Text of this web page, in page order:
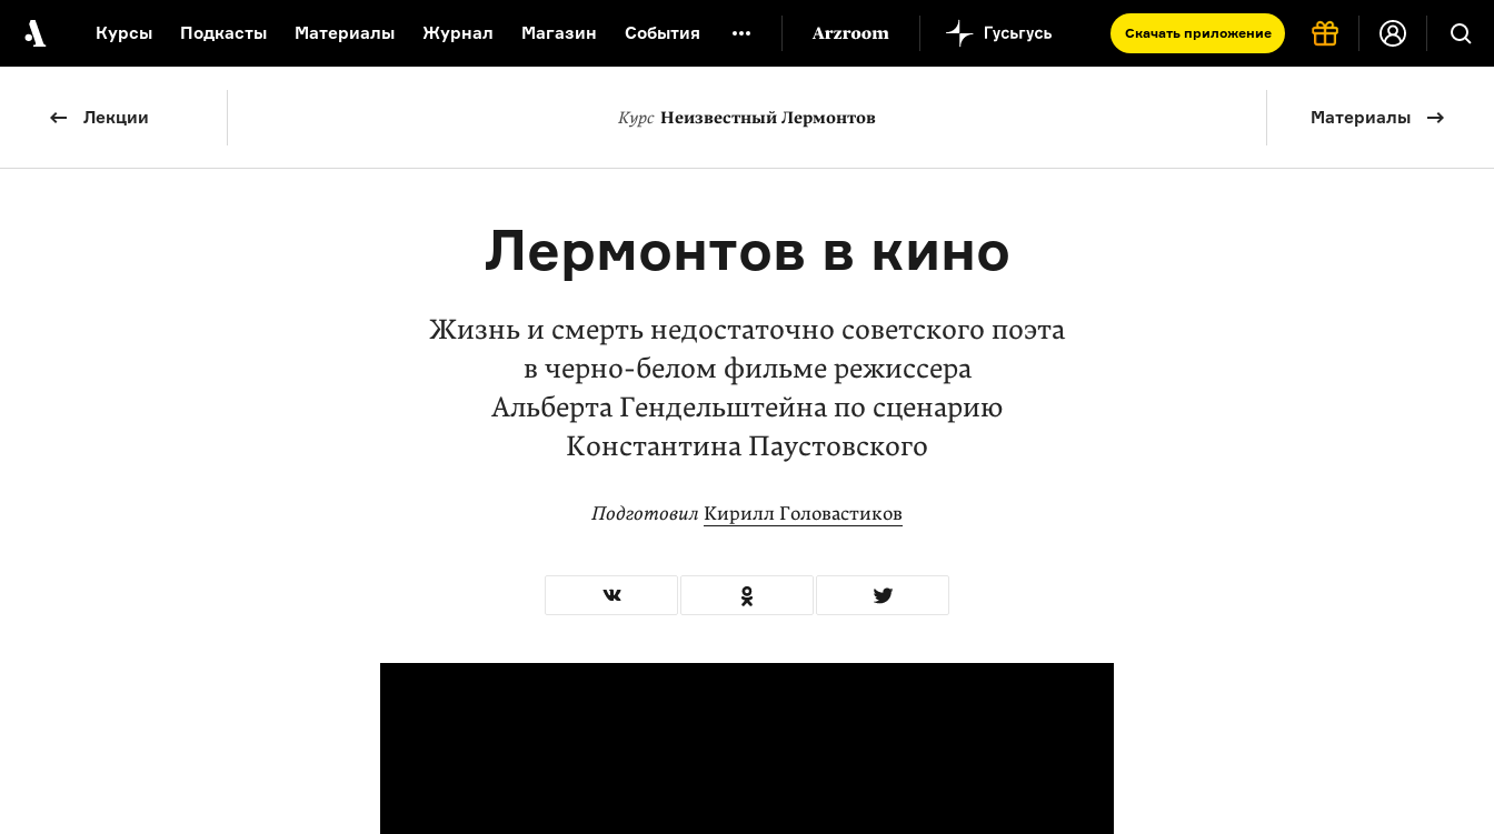
Курс Неизвестный Лермонтов
Лекции Материалы
Курсы Подкасты Материалы Журнал Магазин События Скачать приложение
Русский язык от «гой еси» до «лол кек»
Лермонтов в кино
Жизнь и смерть недостаточно советского поэта
в черно-белом фильме режиссера
Альберта Гендельштейна по сценарию
Константина Паустовского
Подготовил Кирилл Головастиков